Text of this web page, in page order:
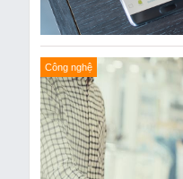
Công nghệ